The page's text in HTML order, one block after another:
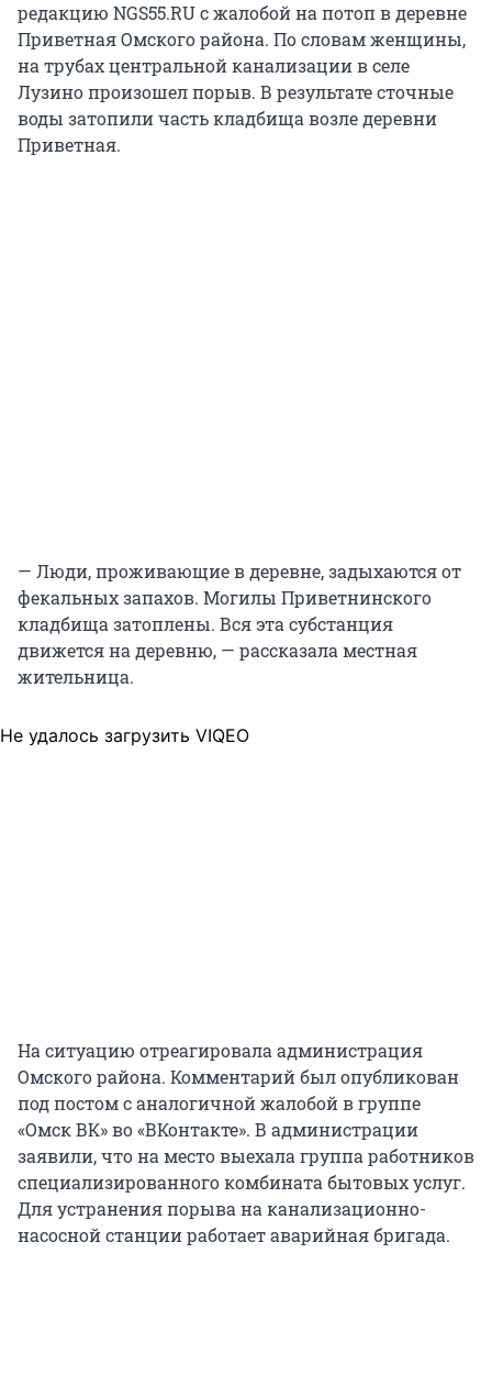
редакцию NGS55.RU с жалобой на потоп в деревне
Приветная Омского района. По словам женщины,
на трубах центральной канализации в селе
Лузино произошел порыв. В результате сточные
воды затопили часть кладбища возле деревни
Приветная.
— Люди, проживающие в деревне, задыхаются от
фекальных запахов. Могилы Приветнинского
кладбища затоплены. Вся эта субстанция
движется на деревню, — рассказала местная
жительница.
Не удалось загрузить VIQEO
На ситуацию отреагировала администрация
Омского района. Комментарий был опубликован
под постом с аналогичной жалобой в группе
«Омск ВК» во «ВКонтакте». В администрации
заявили, что на место выехала группа работников
специализированного комбината бытовых услуг.
Для устранения порыва на канализационно-
насосной станции работает аварийная бригада.